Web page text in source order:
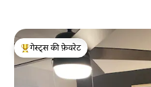
गेस्ट्स का टॉप फ़ेवरेट
गेस्ट्स की फ़ेवरेट